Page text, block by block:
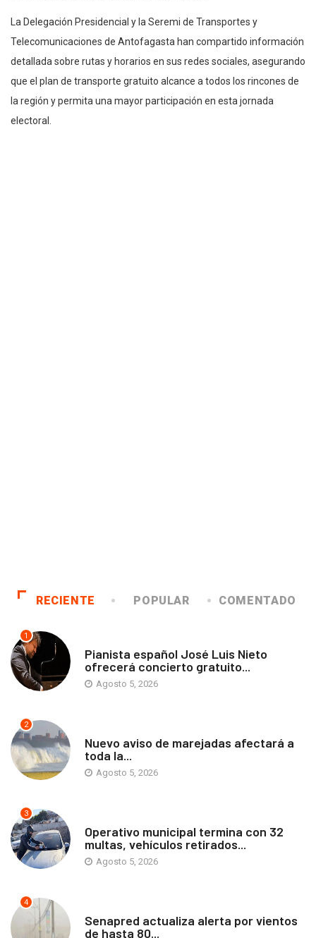
La Delegación Presidencial y la Seremi de Transportes y
Telecomunicaciones de Antofagasta han compartido información
detallada sobre rutas y horarios en sus redes sociales, asegurando
que el plan de transporte gratuito alcance a todos los rincones de
la región y permita una mayor participación en esta jornada
electoral.
RECIENTE POPULAR COMENTADO
1
Pianista español José Luis Nieto
ofrecerá concierto gratuito...
Agosto 5, 2026
2
Nuevo aviso de marejadas afectará a
toda la...
Agosto 5, 2026
3
Operativo municipal termina con 32
multas, vehículos retirados...
Agosto 5, 2026
4
Senapred actualiza alerta por vientos
de hasta 80...